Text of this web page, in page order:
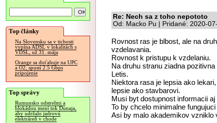
Top články
Na Slovensku sa v tichosti
vypína ADSL v lokalitách s
VDSL, už 31. mája
Orange sa doťahuje na UPC
a O2, spustí 2.5 Gbps
pripojenie
Top správy
Rumunsko odstrelmi a
blokádou mení tok Dunaja,
aby udržalo jadrovú
elektráreň v chode
Re: Nech sa z toho nepototo
Od: Macko Pu | Pridané: 2020-
Rovnost ras je blbost, ale na
vzdelavania.
Rovnost k pristupu k vzdelaniu.
Na druhu stranu ziadna
Letis.
Niektora rasa je lepsia ako
lepsie ako stavbarovi.
Musi byt dostupnost informacii
To by chcelo minimalne
Asi by malo akademikov